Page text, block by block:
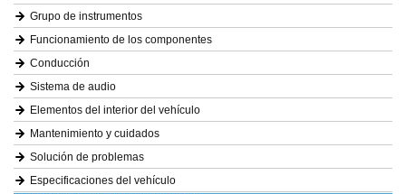
Grupo de instrumentos
Funcionamiento de los componentes
Conducción
Sistema de audio
Elementos del interior del vehículo
Mantenimiento y cuidados
Solución de problemas
Especificaciones del vehículo